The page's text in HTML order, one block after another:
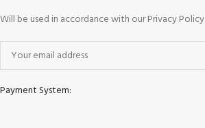
Will be used in accordance with our Privacy Policy
Payment System: